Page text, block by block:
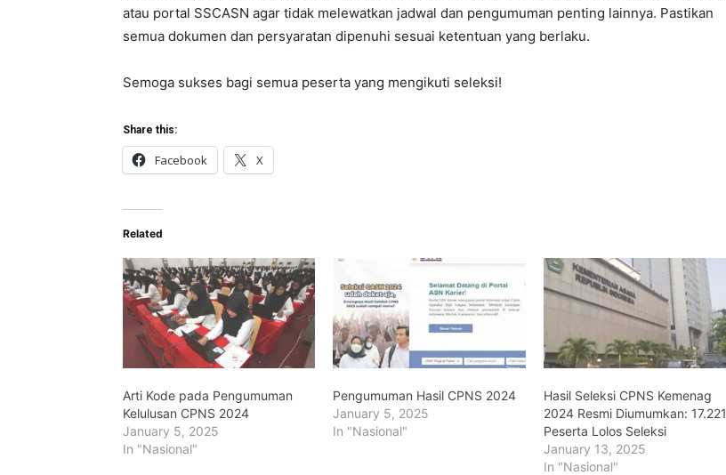
atau portal SSCASN agar tidak melewatkan jadwal dan pengumuman penting lainnya. Pastikan
semua dokumen dan persyaratan dipenuhi sesuai ketentuan yang berlaku.
Semoga sukses bagi semua peserta yang mengikuti seleksi!
Share this:
Facebook X
Related
Arti Kode pada Pengumuman
Kelulusan CPNS 2024
January 5, 2025
In "Nasional"
Pengumuman Hasil CPNS 2024
January 5, 2025
In "Nasional"
Hasil Seleksi CPNS Kemenag
2024 Resmi Diumumkan: 17.221
Peserta Lolos Seleksi
January 13, 2025
In "Nasional"